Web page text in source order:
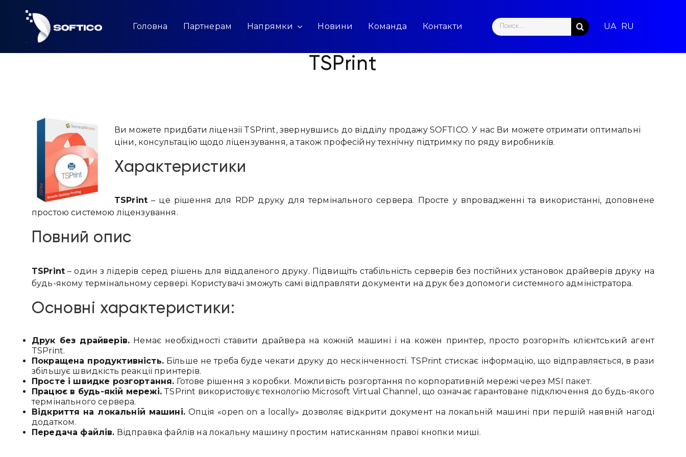
content
Головна Партнерам Напрямки Новини Команда Контакти
Search
for:
TSPrint
Ви можете придбати ліцензії TSPrint, звернувшись до відділу продажу SOFTICO. У нас Ви можете отримати оптимальні
ціни, консультацію щодо ліцензування, а також професійну технічну підтримку по ряду виробників.
Характеристики
TSPrint – це рішення для RDP друку для термінального сервера. Просте у впровадженні та використанні, доповнене
простою системою ліцензування.
Повний опис
TSPrint – один з лідерів серед рішень для віддаленого друку. Підвищіть стабільність серверів без постійних установок драйверів друку на
будь-якому термінальному сервері. Користувачі зможуть самі відправляти документи на друк без допомоги системного адміністратора.
Основні характеристики:
Друк без драйверів. Немає необхідності ставити драйвера на кожній машині і на кожен принтер, просто розгорніть клієнтський агент
TSPrint.
Покращена продуктивність.Більше не треба буде чекати друку до нескінченності. TSPrint стискає інформацію, що відправляється, в рази
збільшує швидкість реакції принтерів.
Просте і швидке розгортання. Готове рішення з коробки. Можливість розгортання по корпоративній мережі через MSI пакет.
Працює в будь-якій мережі.TSPrint використовує технологію Microsoft Virtual Channel, що означає гарантоване підключення до будь-якого
термінального сервера.
Відкриття на локальній машині.Опція «open on a locally» дозволяє відкрити документ на локальній машині при першій наявній нагоді
додатком.
Передача файлів. Відправка файлів на локальну машину простим натисканням правої кнопки миші.